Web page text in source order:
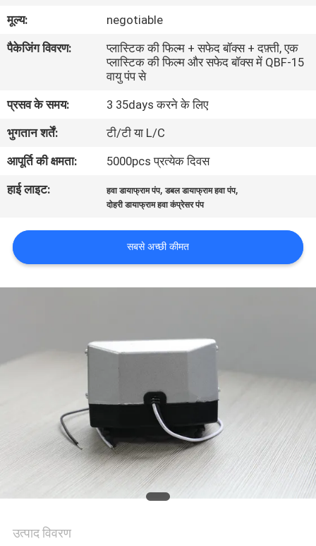
गुणवत्ता
नियंत्रण
संपर्क
करें
समाचार
PRIVACY
POLICY
मूल्य:
negotiable
पैकेजिंग विवरण:
प्लास्टिक की फिल्म + सफेद बॉक्स + दफ़्ती, एक
प्लास्टिक की फिल्म और सफेद बॉक्स में QBF-15
वायु पंप से
प्रसव के समय:
3 35days करने के लिए
भुगतान शर्तें:
टी/टी या L/C
आपूर्ति की क्षमता:
5000pcs प्रत्येक दिवस
हाई लाइट:
हवा डायाफ्राम पंप,डबल डायाफ्राम हवा पंप,
दोहरी डायाफ्राम हवा कंप्रेसर पंप
सबसे अच्छी कीमत
उत्पाद विवरण